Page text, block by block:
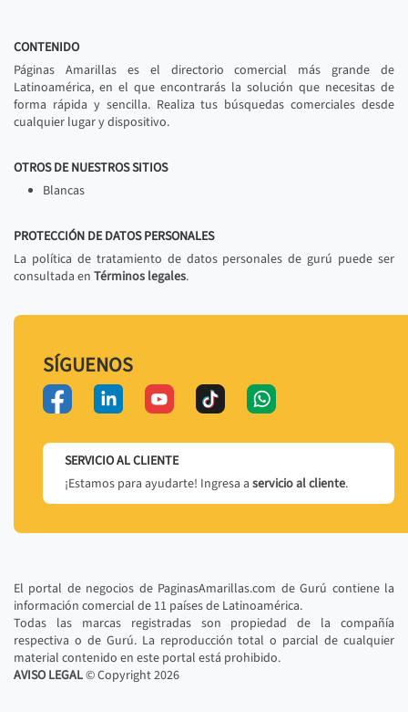
CONTENIDO
Páginas Amarillas es el directorio comercial más grande de
Latinoamérica, en el que encontrarás la solución que necesitas de
forma rápida y sencilla. Realiza tus búsquedas comerciales desde
cualquier lugar y dispositivo.
OTROS DE NUESTROS SITIOS
Blancas
PROTECCIÓN DE DATOS PERSONALES
La política de tratamiento de datos personales de gurú puede ser
consultada en Términos legales.
SÍGUENOS
SERVICIO AL CLIENTE
¡Estamos para ayudarte! Ingresa a servicio al cliente.
El portal de negocios de PaginasAmarillas.com de Gurú contiene la
información comercial de 11 países de Latinoamérica.
Todas las marcas registradas son propiedad de la compañía
respectiva o de Gurú. La reproducción total o parcial de cualquier
material contenido en este portal está prohibido.
AVISO LEGAL© Copyright2026